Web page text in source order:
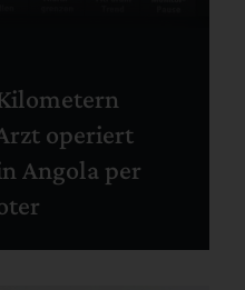
operiert
Angola per